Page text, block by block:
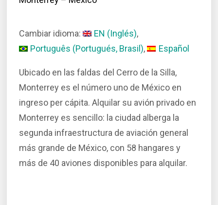
Cambiar idioma: EN (Inglés)
Português (Portugués, Brasil) Español
Ubicado en las faldas del Cerro de la Silla,
Monterrey es el número uno de México en
ingreso per cápita. Alquilar su avión privado en
Monterrey es sencillo: la ciudad alberga la
segunda infraestructura de aviación general
más grande de México, con 58 hangares y
más de 40 aviones disponibles para alquilar.